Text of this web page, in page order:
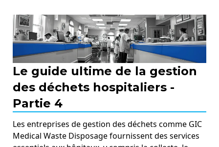
Le guide ultime de la gestion
des déchets hospitaliers -
Partie 4
Les entreprises de gestion des déchets comme GIC
Medical Waste Disposage fournissent des services